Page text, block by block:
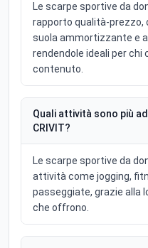
Le scarpe sportive da
rapporto qualità-
suola ammortizzante e
rendendole ideali per
contenuto.
Quali attività sono più
CRIVIT?
Le scarpe sportive da
attività come jogging,
passeggiate, grazie alla
che offrono.